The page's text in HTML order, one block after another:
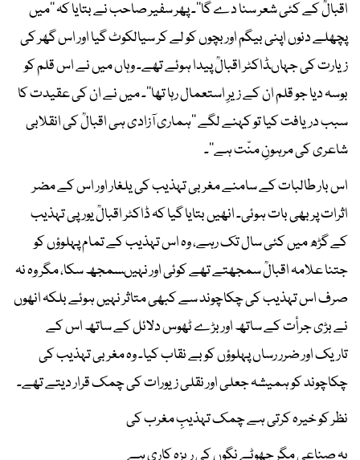
اقبالؒ کے کئی شعر سنا دے گا‘‘۔ پھر سفیر صاحب نے بتایا کہ ’’میں
پچھلے دنوں اپنی بیگم اور بچوں کو لے کر سیالکوٹ گیا اور اس گھر کی
زیارت کی جہاںڈاکٹر اقبالؒ پیدا ہوئے تھے۔ وہاں میں نے اس قلم کو
بوسہ دیا جو قلم ان کے زیرِ استعمال رہا تھا‘‘۔ میں نے ان کی عقیدت کا
سبب دریافت کیا تو کہنے لگے ’’ہماری آزادی ہی اقبالؒ کی انقلابی
شاعری کی مرہونِ منّت ہے‘‘۔
اس بار طالبات کے سامنے مغربی تہذیب کی یلغار اور اس کے مضر
اثرات پر بھی بات ہوئی۔ انھیں بتایا گیا کہ ڈاکٹر اقبالؒ یورپی تہذیب
کے گڑھ میں کئی سال تک رہے، وہ اس تہذیب کے تمام پہلوؤں کو
جتنا علامہ اقبالؒ سمجھتے تھے کوئی اور نہیںسمجھ سکا، مگر وہ نہ
صرف اس تہذیب کی چکاچوند سے کبھی متاثر نہیں ہوئے بلکہ انھوں
نے بڑی جرأت کے ساتھ اور بڑے ٹھوس دلائل کے ساتھ اس کے
تاریک اور ضرر رساں پہلوؤں کو بے نقاب کیا۔ وہ مغربی تہذیب کی
چکاچوند کو ہمیشہ جعلی اور نقلی زیورات کی چمک قرار دیتے تھے۔
نظر کو خیرہ کرتی ہے چمک تہذیبِ مغرب کی
یہ صناعی مگر جھوٹے نگوں کی ریزہ کاری ہے